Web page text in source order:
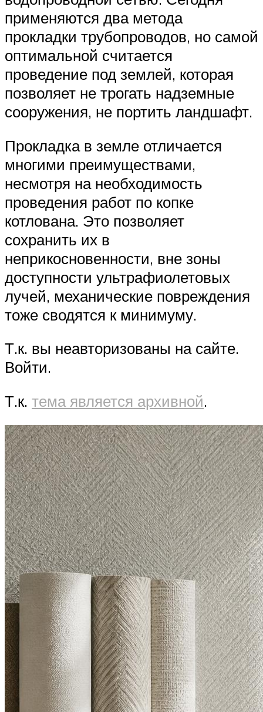
применяются два метода
прокладки трубопроводов, но самой
оптимальной считается
проведение под землей, которая
позволяет не трогать надземные
сооружения, не портить ландшафт.
Прокладка в земле отличается
многими преимуществами,
несмотря на необходимость
проведения работ по копке
котлована. Это позволяет
сохранить их в
неприкосновенности, вне зоны
доступности ультрафиолетовых
лучей, механические повреждения
тоже сводятся к минимуму.
Т.к. вы неавторизованы на сайте.
Войти.
Т.к. тема является архивной.